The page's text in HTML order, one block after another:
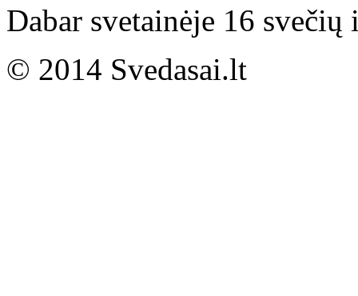
Dabar svetainėje 16 svečių
© 2014 Svedasai.lt